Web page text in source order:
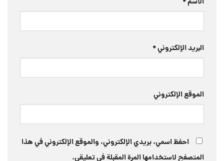
البريد الإلكتروني*
الموقع الإلكتروني
احفظ اسمي، بريدي الإلكتروني، والموقع الإلكتروني في هذا
المتصفح لاستخدامها المرة المقبلة في تعليقي.